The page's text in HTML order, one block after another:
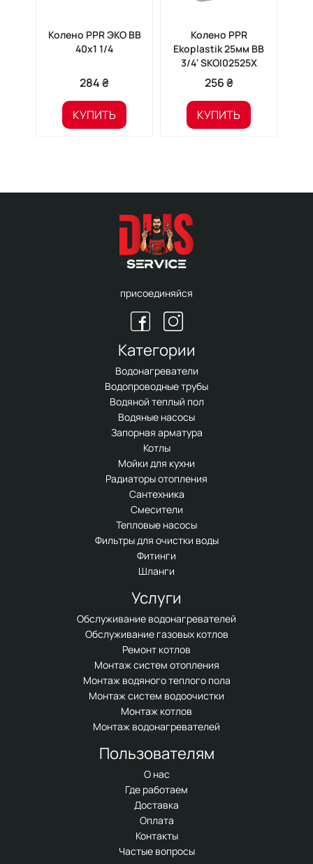
Колено PPR ЭКО ВВ
40х1 1/4
284 ₴
КУПИТЬ
Колено PPR
Ekoplastik 25мм ВВ
3/4' SKOI02525X
256 ₴
КУПИТЬ
присоединяйся
Категории
Водонагреватели
Водопроводные трубы
Водяной теплый пол
Водяные насосы
Запорная арматура
Котлы
Мойки для кухни
Радиаторы отопления
Сантехника
Смесители
Тепловые насосы
Фильтры для очистки воды
Фитинги
Шланги
Услуги
Обслуживание водонагревателей
Обслуживание газовых котлов
Ремонт котлов
Монтаж систем отопления
Монтаж водяного теплого пола
Монтаж систем водоочистки
Монтаж котлов
Монтаж водонагревателей
Пользователям
О нас
Где работаем
Доставка
Оплата
Контакты
Частые вопросы